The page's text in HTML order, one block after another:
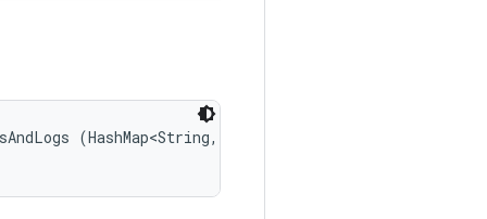
(HashMap<String, MetricMeasurement.Metric>